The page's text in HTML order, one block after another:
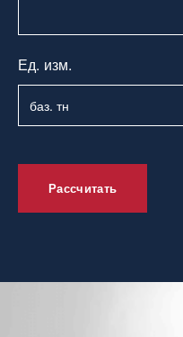
Ед. изм.
Рассчитать